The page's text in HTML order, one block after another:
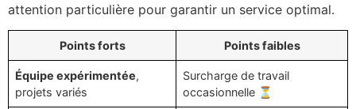
attention particulière pour garantir un service optimal.
Points forts Points faibles
Équipe expérimentée,
projets variés
Surcharge de travail
occasionnelle ⏳